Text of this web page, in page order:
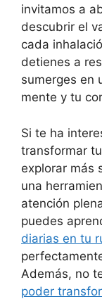
invitamos a
descubrir el
cada
detienes a
sumerges en
mente y tu
Si te ha
transformar
explorar más
una
atención
puedes
diarias en tu
Además, no
poder